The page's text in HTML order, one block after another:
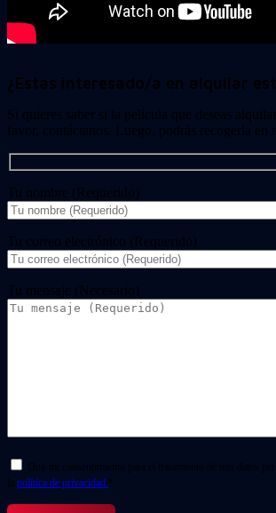
¿Estas interesado/a en alquilar
Si quieres saber si la película que deseas
favor, contáctanos. Luego, podrás recogerla en
Tu nombre (Requerido)
Tu correo electrónico (Requerido)
Tu mensaje (Necesario)
Doy mi consentimiento para el tratamiento de mis datos
la política de privacidad. *